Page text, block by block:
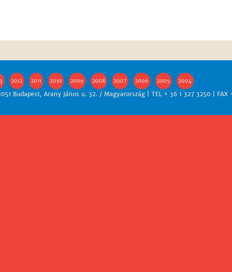
2012 2011 2010 2009 2008 2007 2006 2005 2004
Budapest, Arany János u. 32. / Magyarország | TEL + 36 1 327 3250 | FAX